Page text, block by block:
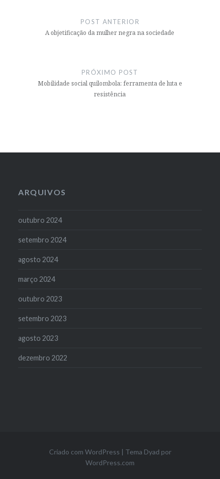
POST ANTERIOR
A objetificação da mulher negra na sociedade
PRÓXIMO POST
Mobilidade social quilombola: ferramenta de luta e
resistência
ARQUIVOS
outubro 2024
setembro 2024
agosto 2024
março 2024
outubro 2023
setembro 2023
agosto 2023
dezembro 2022
Criado com WordPress | Tema Dyad por
WordPress.com